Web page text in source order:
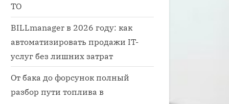
японское авто по номеру кузова
ТО
BILLmanager в 2026 году: как
автоматизировать продажи IT-
услуг без лишних затрат
От бака до форсунок полный
разбор пути топлива в